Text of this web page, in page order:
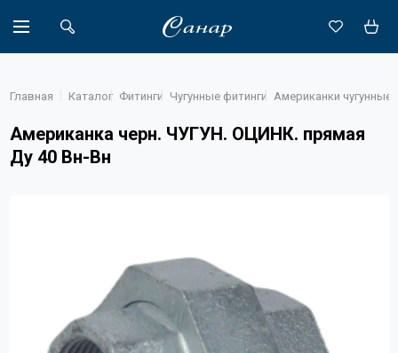
Новости
Объекты
О компании
Главная Каталог Фитинги Чугунные фитинги Американки чугунные
Американка черн. ЧУГУН. ОЦИНК. прямая
Ду 40 Вн-Вн